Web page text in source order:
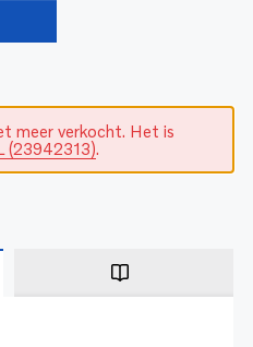
meer verkocht. Het is
(23942313).